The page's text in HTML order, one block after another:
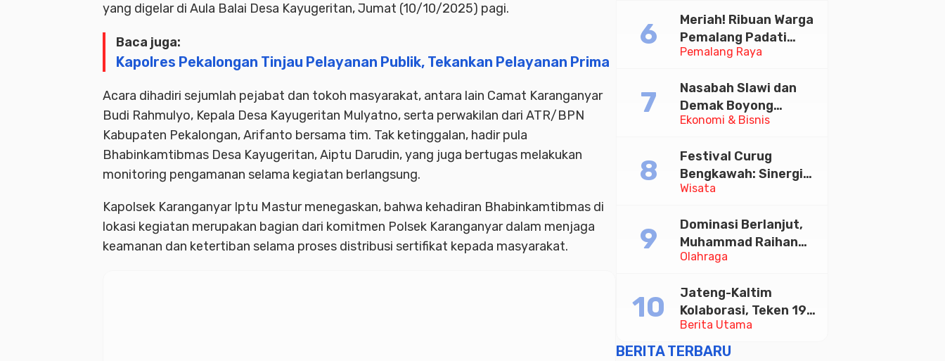
yang digelar di Aula Balai Desa Kayugeritan, Jumat (10/10/2025) pagi.
Baca juga:
Kapolres Pekalongan Tinjau Pelayanan Publik, Tekankan Pelayanan Prima
Acara dihadiri sejumlah pejabat dan tokoh masyarakat, antara lain Camat Karanganyar
Budi Rahmulyo, Kepala Desa Kayugeritan Mulyatno, serta perwakilan dari ATR/BPN
Kabupaten Pekalongan, Arifanto bersama tim. Tak ketinggalan, hadir pula
Bhabinkamtibmas Desa Kayugeritan, Aiptu Darudin, yang juga bertugas melakukan
monitoring pengamanan selama kegiatan berlangsung.
Kapolsek Karanganyar Iptu Mastur menegaskan, bahwa kehadiran Bhabinkamtibmas di
lokasi kegiatan merupakan bagian dari komitmen Polsek Karanganyardalam menjaga
keamanan dan ketertiban selama proses distribusi sertifikat kepada masyarakat.
Diskusi Paramadina
Pemalang Raya
Meriah! Ribuan Warga
Pemalang Padati
Kirab Festival Kamir
Ekonomi & Bisnis
Nasabah Slawi dan
Demak Boyong
Toyota Innova Zenix
Tabungan Bima Bank
Jateng
Wisata
Festival Curug
Bengkawah: Sinergi
Desa Sikasur dan
Memajukan Wisata
serta UMKM Lokal
Olahraga
Dominasi Berlanjut,
Muhammad Raihan
Fadila Sabet Emas
Taekwondo Indonesia
Open 2026
Berita Utama
Jateng-Kaltim
Kolaborasi, Teken 19
Kerja Sama Ekonomi
Senilai Rp 20,2 Triliun
BERITA TERBARU